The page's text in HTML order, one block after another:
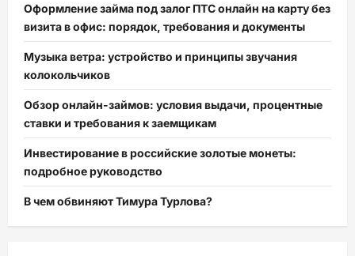
Оформление займа под залог ПТС онлайн на карту без
визита в офис: порядок, требования и документы
Музыка ветра: устройство и принципы звучания
колокольчиков
Обзор онлайн-займов: условия выдачи, процентные
ставки и требования к заемщикам
Инвестирование в российские золотые монеты:
подробное руководство
В чем обвиняют Тимура Турлова?